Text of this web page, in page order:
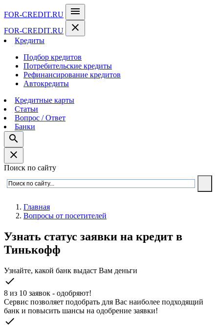
FOR-CREDIT.RU menu
FOR-CREDIT.RU close
Кредиты
Подбор кредитов
Потребительские кредиты
Рефинансирование кредитов
Автокредиты
Кредитные карты
Статьи
Вопрос / Ответ
Банки
search
close
Поиск по сайту
Главная
Вопросы от посетителей
Узнать статус заявки на кредит в
Тинькофф
Узнайте, какой банк выдаст Вам деньги
check
8 из 10 заявок - одобряют!
Cервис позволяет подобрать для Вас наиболее подходящий
банк и повысить шансы на одобрение заявки!
check